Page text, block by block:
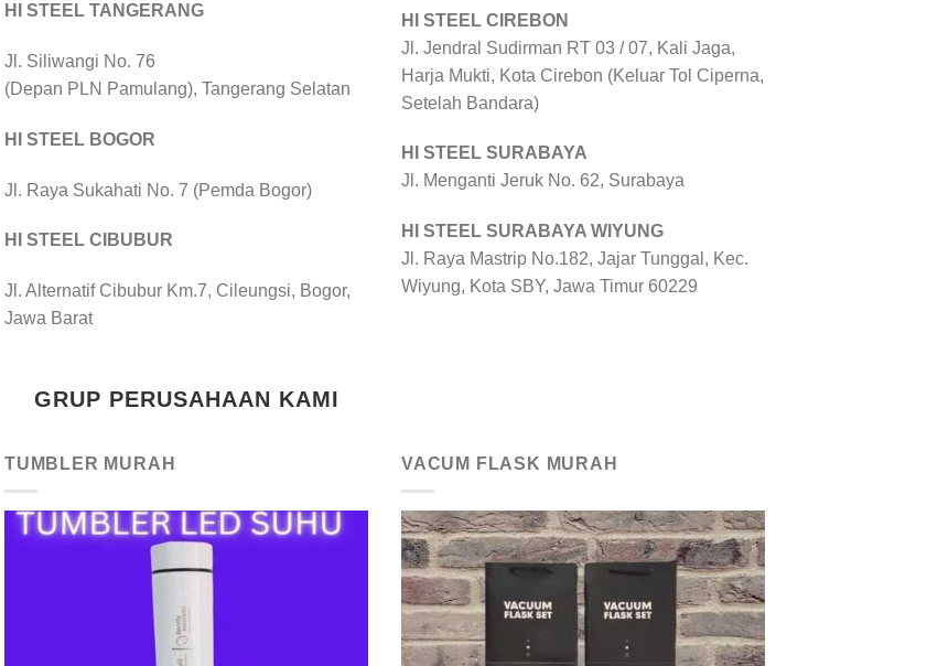
HI STEEL TANGERANG
Jl. Siliwangi No. 76
(Depan PLN Pamulang), Tangerang Selatan
HI STEEL BOGOR
Jl. Raya Sukahati No. 7 (Pemda Bogor)
HI STEEL CIBUBUR
Jl. Alternatif Cibubur Km.7, Cileungsi, Bogor,
Jawa Barat
HI STEEL CIREBON
Jl. Jendral Sudirman RT 03 / 07, Kali Jaga,
Harja Mukti, Kota Cirebon (Keluar Tol Ciperna,
Setelah Bandara)
HI STEEL SURABAYA
Jl. Menganti Jeruk No. 62, Surabaya
HI STEEL SURABAYA WIYUNG
Jl. Raya Mastrip No.182, Jajar Tunggal, Kec.
Wiyung, Kota SBY, Jawa Timur 60229
GRUP PERUSAHAAN KAMI
TUMBLER MURAH VACUM FLASK MURAH